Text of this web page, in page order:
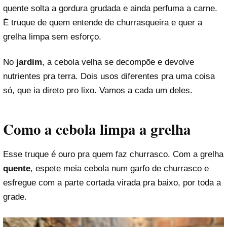
quente solta a gordura grudada e ainda perfuma a carne.
É truque de quem entende de churrasqueira e quer a
grelha limpa sem esforço.
No jardim, a cebola velha se decompõe e devolve
nutrientes pra terra. Dois usos diferentes pra uma coisa
só, que ia direto pro lixo. Vamos a cada um deles.
Como a cebola limpa a grelha
Esse truque é ouro pra quem faz churrasco. Com a grelha
quente, espete meia cebola num garfo de churrasco e
esfregue com a parte cortada virada pra baixo, por toda a
grade.